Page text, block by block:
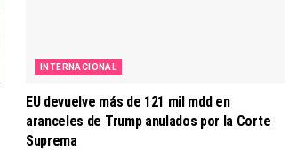
INTERNACIONAL
EU devuelve más de 121 mil mdd en
aranceles de Trump anulados por la Corte
Suprema